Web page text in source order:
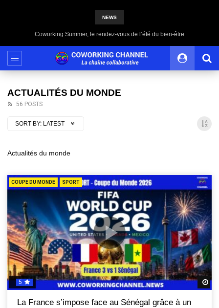
NEWS
Partagez votre histoire, votre témoignage
ACTUALITÉS DU MONDE
56 POSTS
SORT BY: LATEST
Actualités du monde
COUPE DU MONDE SPORT
5
La France s’impose face au Sénégal grâce à un